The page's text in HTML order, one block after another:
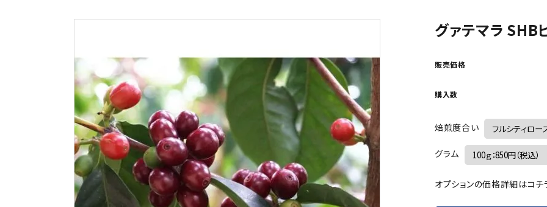
グァテマラ SHB
販売価格
購入数
焙煎度合い
グラム
オプションの価格詳細はコチ